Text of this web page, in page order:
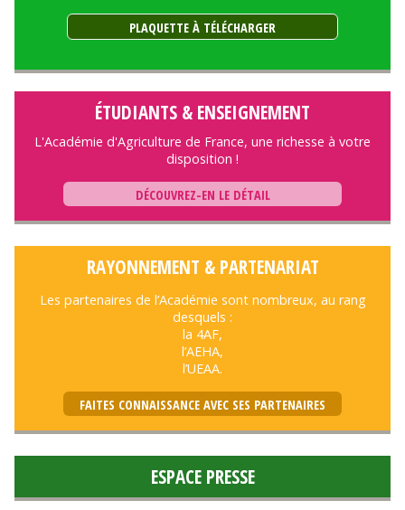
PLAQUETTE À TÉLÉCHARGER
ÉTUDIANTS & ENSEIGNEMENT
L'Académie d'Agriculture de France, une richesse à votre
disposition !
DÉCOUVREZ-EN LE DÉTAIL
RAYONNEMENT & PARTENARIAT
Les partenaires de l’Académie sont nombreux, au rang
desquels :
la 4AF,
l’AEHA,
l’UEAA.
FAITES CONNAISSANCE AVEC SES PARTENAIRES
ESPACE PRESSE